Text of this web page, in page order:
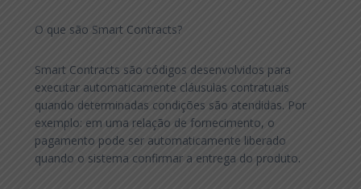
O que são Smart Contracts?
Smart Contracts são códigos desenvolvidos para
executar automaticamente cláusulas contratuais
quando determinadas condições são atendidas. Por
exemplo: em uma relação de fornecimento, o
pagamento pode ser automaticamente liberado
quando o sistema confirmar a entrega do produto.